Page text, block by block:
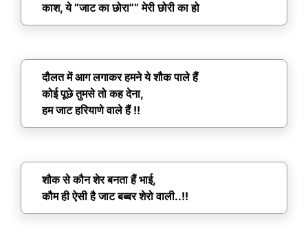
काश, ये ”जाट का छोरा”” मेरी छोरी का हो
दौलत में आग लगाकर हमने ये शौक पाले हैं
कोई पूछे तुमसे तो कह देना,
हम जाट हरियाणे वाले हैं !!
शौक से कौन शेर बनता हैं भाई,
कौम ही ऐसी है जाट बब्बर शेरो वाली..!!